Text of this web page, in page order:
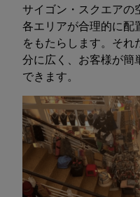
サイゴン・スクエアの
各エリアが合理的に配
をもたらします。そ
分に広く、お客様が簡
できます。